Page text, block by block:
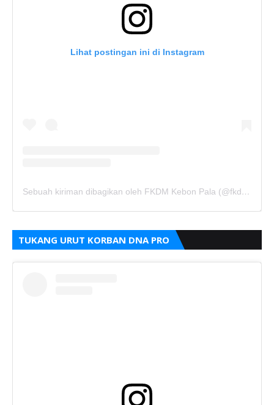
Lihat postingan ini di Instagram
Sebuah kiriman dibagikan oleh FKDM Kebon Pala (@fkdm_kebonpala)
TUKANG URUT KORBAN DNA PRO